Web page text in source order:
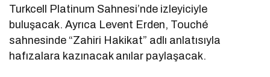
Turkcell Platinum Sahnesi’nde izleyiciyle
buluşacak. Ayrıca Levent Erden, Touché
sahnesinde “Zahiri Hakikat” adlı anlatısıyla
hafızalara kazınacak anılar paylaşacak.